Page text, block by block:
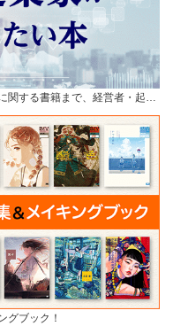
関する書籍まで、経営者・起…
グブック！